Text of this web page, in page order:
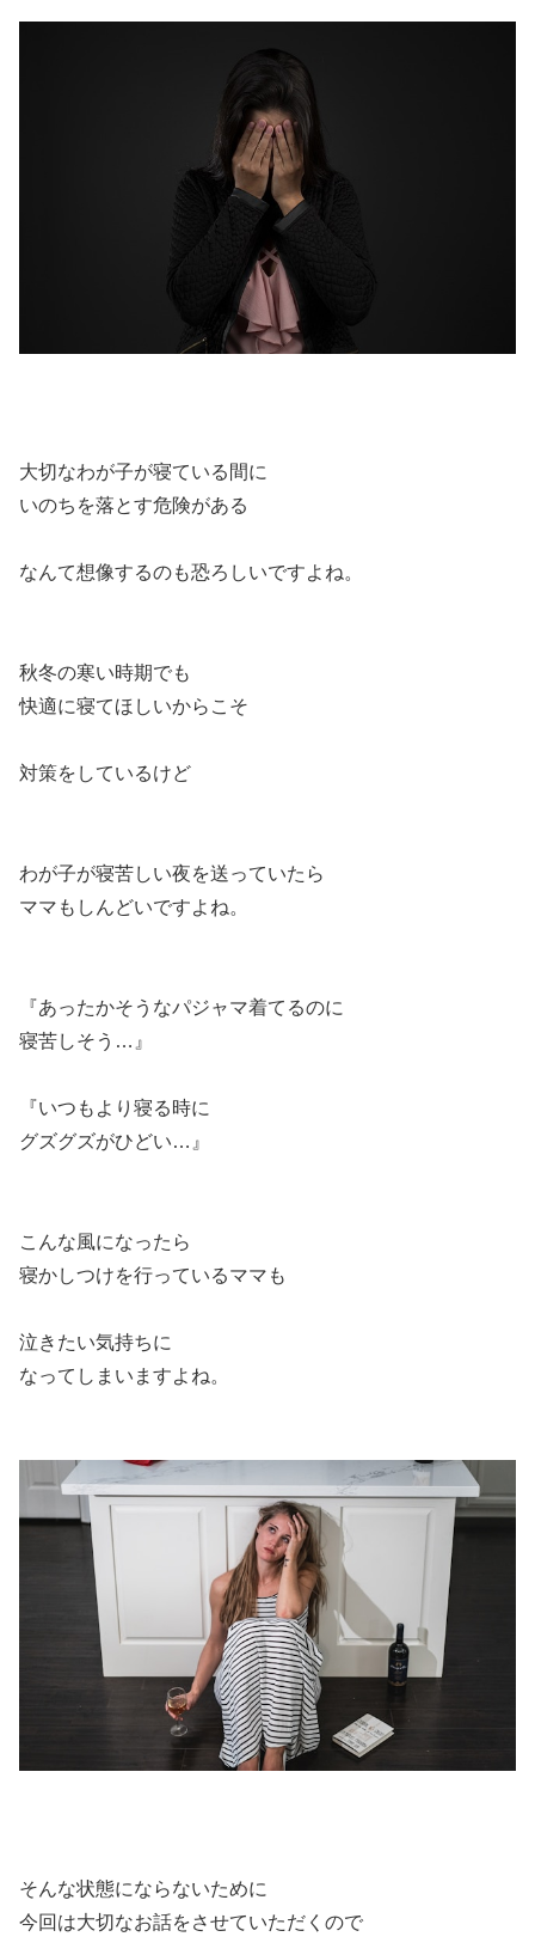
大切なわが子が寝ている間に
いのちを落とす危険がある
なんて想像するのも恐ろしいですよね。
秋冬の寒い時期でも
快適に寝てほしいからこそ
対策をしているけど
わが子が寝苦しい夜を送っていたら
ママもしんどいですよね。
『あったかそうなパジャマ着てるのに
寝苦しそう…』
『いつもより寝る時に
グズグズがひどい…』
こんな風になったら
寝かしつけを行っているママも
泣きたい気持ちに
なってしまいますよね。
そんな状態にならないために
今回は大切なお話をさせていただくので